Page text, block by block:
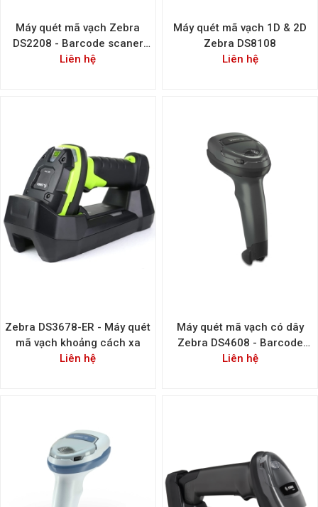
Máy quét mã vạch Zebra
DS2208 - Barcode scaner
Zebra DS2208 - Hàng có sẵn
Liên hệ
Máy quét mã vạch 1D & 2D
Zebra DS8108
Liên hệ
Zebra DS3678-ER - Máy quét
mã vạch khoảng cách xa
Liên hệ
Máy quét mã vạch có dây
Zebra DS4608 - Barcode
scaner Zebra DS4608
Liên hệ